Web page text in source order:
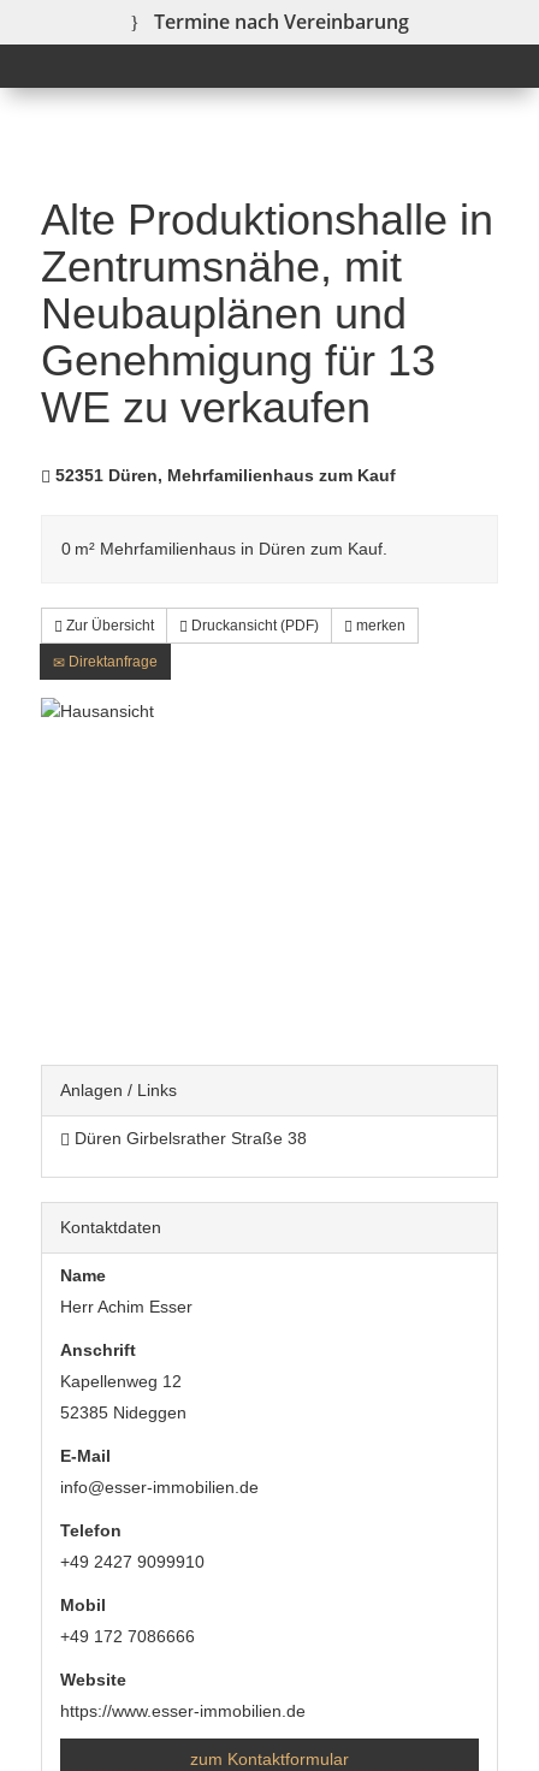
Termine nach Vereinbarung
Alte Produktionshalle in
Zentrumsnähe, mit
Neubauplänen und
Genehmigung für 13
WE zu verkaufen
52351 Düren, Mehrfamilienhaus zum Kauf
0 m² Mehrfamilienhaus in Düren zum Kauf.
Zur Übersicht Druckansicht (PDF) merken
Direktanfrage
Anlagen / Links
Düren Girbelsrather Straße 38
Kontaktdaten
Name
Herr Achim Esser
Anschrift
Kapellenweg 12
52385 Nideggen
E-Mail
info@esser-immobilien.de
Telefon
+49 2427 9099910
Mobil
+49 172 7086666
Website
https://www.esser-immobilien.de
zum Kontaktformular